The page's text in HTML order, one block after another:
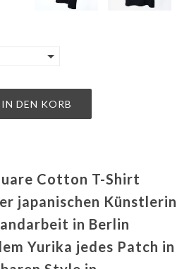
Cotton T-Shirt
japanischen Künstlerin
in Berlin
Yurika jedes Patch in